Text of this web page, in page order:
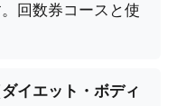
回数券コースと使
イエット・ボディ